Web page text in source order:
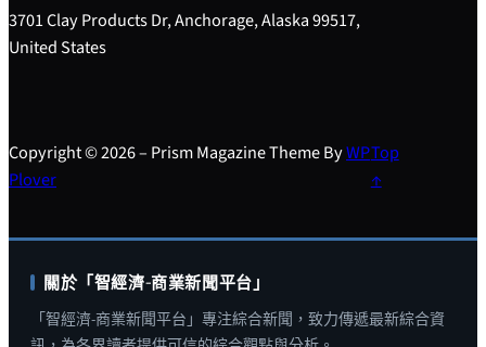
3701 Clay Products Dr, Anchorage, Alaska 99517,
United States
Copyright © 2026 – Prism Magazine Theme ByWP
Plover
Top
↑
關於「智經濟-商業新聞平台」
「智經濟-商業新聞平台」專注綜合新聞，致力傳遞最新綜合資